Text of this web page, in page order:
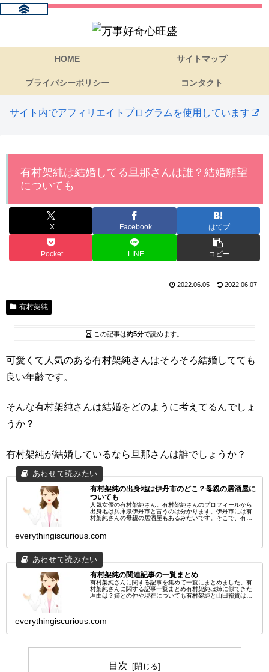
HOME サイトマップ
プライバシーポリシー コンタクト
サイト内でアフィリエイトプログラムを使用しています
有村架純は結婚してる旦那さんは誰？結婚願望
についても
X Facebook はてブ
Pocket LINE コピー
2022.06.05 2022.06.07
有村架純
この記事は約5分で読めます。
可愛くて人気のある有村架純さんはそろそろ結婚してても
良い年齢です。
そんな有村架純さんは結婚をどのように考えてるんでしょ
うか？
有村架純が結婚しているなら旦那さんは誰でしょうか？
有村架純の出身地は伊丹市のどこ？母親の居酒屋に
ついても
人気女優の有村架純さん。有村架純さんのプロフィールから
出身地は兵庫県伊丹市と言うのは分かります。伊丹市には有
村架純さんの母親の居酒屋もあるみたいです。そこで、有村
everythingiscurious.com
有村架純の関連記事の一覧まとめ
有村架純さんに関する記事を集めて一覧にまとめました。有
村架純さんに関する記事一覧まとめ有村架純は姉に似てきた
理由は？姉との仲や現在についても有村架純と山田裕貴は仲
everythingiscurious.com
目次